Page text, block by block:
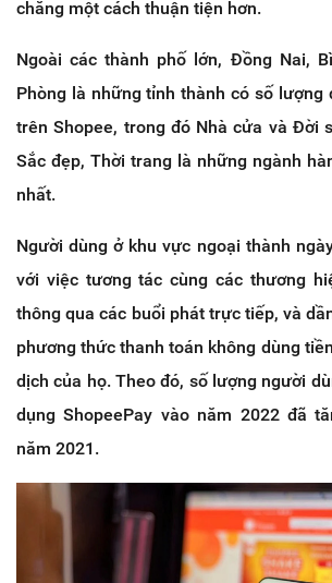
chăng một cách thuận tiện hơn.
Ngoài các thành phố lớn, Đồng Nai,
Phòng là những tỉnh thành có số lượng
trên Shopee, trong đó Nhà cửa và Đời
Sắc đẹp, Thời trang là những ngành
nhất.
Người dùng ở khu vực ngoại thành
với việc tương tác cùng các thương
thông qua các buổi phát trực tiếp, và
phương thức thanh toán không dùng
dịch của họ. Theo đó, số lượng người
dụng ShopeePay vào năm 2022 đã
năm 2021.